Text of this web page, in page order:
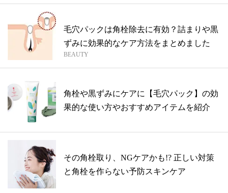
毛穴パックは角栓除去に有効？詰まりや黒
ずみに効果的なケア方法をまとめました
BEAUTY
角栓や黒ずみにケアに【毛穴パック】の効
果的な使い方やおすすめアイテムを紹介
その角栓取り、NGケアかも!? 正しい対策
と角栓を作らない予防スキンケア